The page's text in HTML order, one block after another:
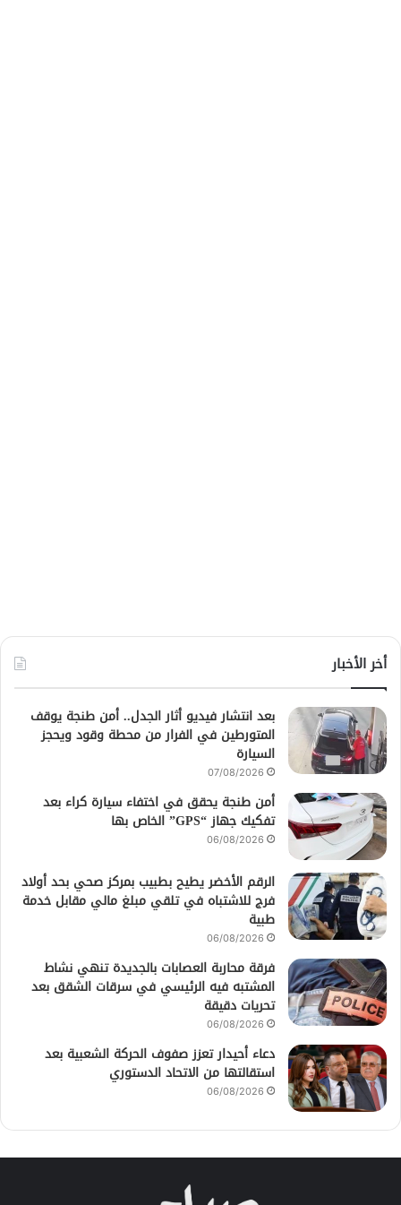
أخر الأخبار
بعد انتشار فيديو أثار الجدل.. أمن طنجة يوقف
المتورطين في الفرار من محطة وقود ويحجز
السيارة
07/08/2026
أمن طنجة يحقق في اختفاء سيارة كراء بعد
تفكيك جهاز “GPS” الخاص بها
06/08/2026
الرقم الأخضر يطيح بطبيب بمركز صحي بحد أولاد
فرج للاشتباه في تلقي مبلغ مالي مقابل خدمة
طبية
06/08/2026
فرقة محاربة العصابات بالجديدة تنهي نشاط
المشتبه فيه الرئيسي في سرقات الشقق بعد
تحريات دقيقة
06/08/2026
دعاء أحيدار تعزز صفوف الحركة الشعبية بعد
استقالتها من الاتحاد الدستوري
06/08/2026